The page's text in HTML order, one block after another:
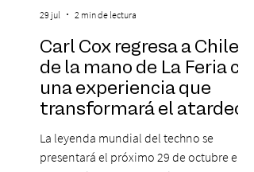
Carl Cox regresa a Chile
de la mano de La Feria con
una experiencia que
transformará el atardecer
del jueves en una
celebración de música
La leyenda mundial del techno se
presentará el próximo 29 de octubre en
29 jul 2 min de lectura